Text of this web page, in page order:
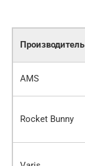
Производитель
AMS
Rocket Bunny